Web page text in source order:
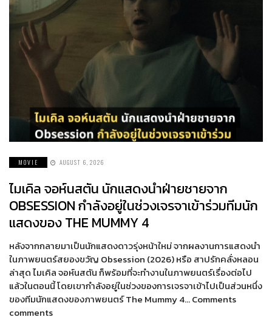
MOVIE AUGUST 6, 2026
ไมเคิล จอห์นสตัน นักแสดงนำฝ่ายชายจาก
OBSESSION กำลังอยู่ในช่วงเจรจาเข้าร่วมทีมนัก
แสดงของ THE MUMMY 4
หลังจากกลายมาเป็นนักแสดงดาวรุ่งหน้าใหม่ จากผลงานการแสดงนำ
ในภาพยนตร์สยองขวัญ Obsession (2026) หรือ สาปรักคลั่งหลอน
ล่าสุด ไมเคิล จอห์นสตัน ก็พร้อมที่จะทำงานในภาพยนตร์เรื่องต่อไป
แล้วในตอนนี้ โดยเขากำลังอยู่ในช่วงของการเจรจาเข้าไปเป็นส่วนหนึ่ง
ของทีมนักแสดงของภาพยนตร์ The Mummy 4… Comments
comments